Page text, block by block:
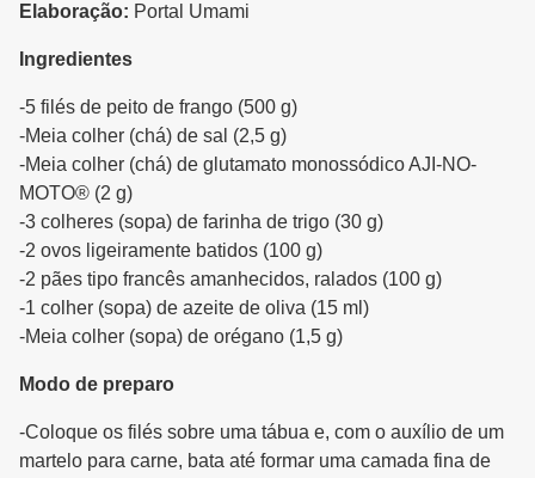
Elaboração: Portal Umami
Ingredientes
-5 filés de peito de frango (500 g)
-Meia colher (chá) de sal (2,5 g)
-Meia colher (chá) de glutamato monossódico AJI-NO-
MOTO® (2 g)
-3 colheres (sopa) de farinha de trigo (30 g)
-2 ovos ligeiramente batidos (100 g)
-2 pães tipo francês amanhecidos, ralados (100 g)
-1 colher (sopa) de azeite de oliva (15 ml)
-Meia colher (sopa) de orégano (1,5 g)
Modo de preparo
-Coloque os filés sobre uma tábua e, com o auxílio de um
martelo para carne, bata até formar uma camada fina de